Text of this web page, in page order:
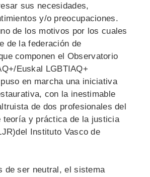
sus necesidades,
y/o preocupaciones.
de los motivos por los cuales
de la federación de
componen el Observatorio
Euskal LGBTIAQ+
en marcha una iniciativa
con la inestimable
de dos profesionales del
teoría y práctica de la justicia
Instituto Vasco de
de ser neutral, el sistema